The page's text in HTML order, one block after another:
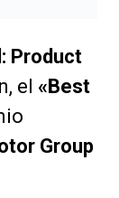
Product
el «Best
Group